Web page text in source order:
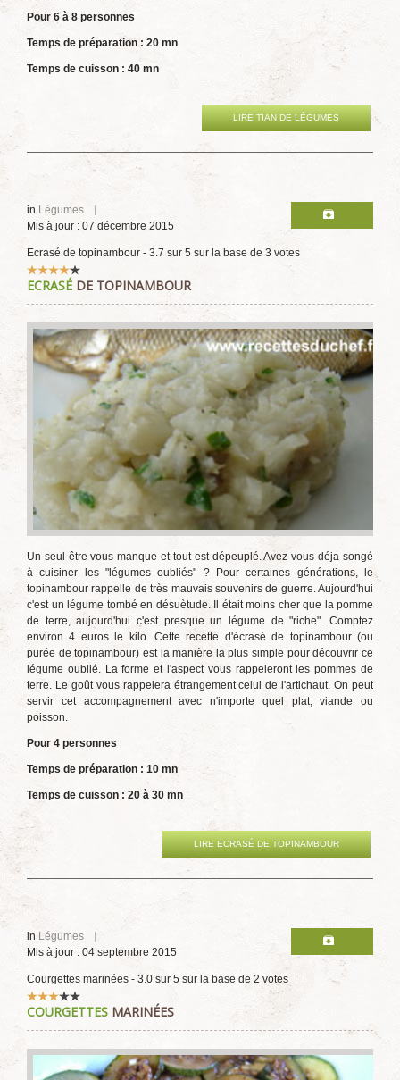
Pour 6 à 8 personnes
Temps de préparation : 20 mn
Temps de cuisson : 40 mn
LIRE TIAN DE LÉGUMES
in Légumes
Mis à jour : 07 décembre 2015
Ecrasé de topinambour - 3.7 sur 5 sur la base de 3 votes
Vote
utilisateur:4/ 5
ECRASÉ DE TOPINAMBOUR
Un seul être vous manque et tout est dépeuplé. Avez-vous déja songé
à cuisiner les "légumes oubliés" ? Pour certaines générations, le
topinambour rappelle de très mauvais souvenirs de guerre. Aujourd'hui
c'est un légume tombé en désuètude. Il était moins cher que la pomme
de terre, aujourd'hui c'est presque un légume de "riche". Comptez
environ 4 euros le kilo. Cette recette d'écrasé de topinambour (ou
purée de topinambour) est la manière la plus simple pour découvrir ce
légume oublié. La forme et l'aspect vous rappeleront les pommes de
terre. Le goût vous rappelera étrangement celui de l'artichaut. On peut
servir cet accompagnement avec n'importe quel plat, viande ou
poisson.
Pour 4 personnes
Temps de préparation : 10 mn
Temps de cuisson : 20 à 30 mn
LIRE ECRASÉ DE TOPINAMBOUR
in Légumes
Mis à jour : 04 septembre 2015
Courgettes marinées - 3.0 sur 5 sur la base de 2 votes
Vote
utilisateur:3/5
COURGETTES MARINÉES